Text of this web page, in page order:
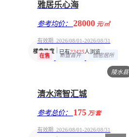
雅居乐心海
参考均价： 28000 元/㎡
有效期 2026/08/01-2026/08/31
在售 新盘首开 低密居所
楼盘热度 已有22425人浏览
陵水县
清水湾智汇城
参考总价： 175 万/套
有效期 2026/08/01-2026/08/31